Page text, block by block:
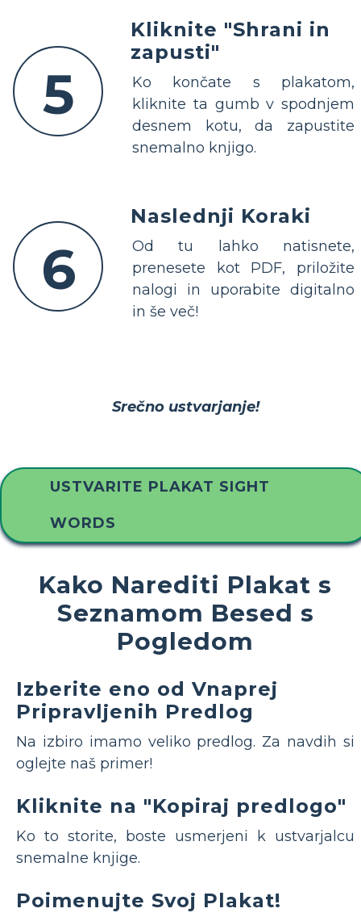
5
Kliknite "Shrani in
zapusti"
Ko končate s plakatom,
kliknite ta gumb v spodnjem
desnem kotu, da zapustite
snemalno knjigo.
6
Naslednji Koraki
Od tu lahko natisnete,
prenesete kot PDF, priložite
nalogi in uporabite digitalno
in še več!
Srečno ustvarjanje!
USTVARITE PLAKAT SIGHT
WORDS
Kako Narediti Plakat s
Seznamom Besed s
Pogledom
Izberite eno od Vnaprej
Pripravljenih Predlog
Na izbiro imamo veliko predlog. Za navdih si
oglejte naš primer!
Kliknite na "Kopiraj predlogo"
Ko to storite, boste usmerjeni k ustvarjalcu
snemalne knjige.
Poimenujte Svoj Plakat!